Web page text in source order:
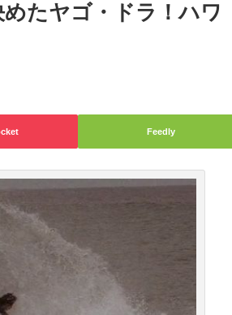
たヤゴ・ドラ！ハワ
Feedly